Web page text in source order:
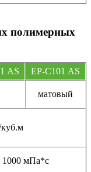
полимерных
AS
EP-С101 AS
матовый
куб.м
1000 мПа*с